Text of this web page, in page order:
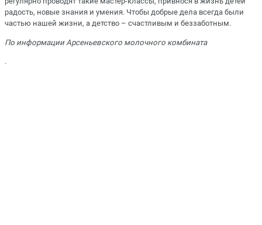
радость, новые знания и умения. Чтобы добрые дела всегда были
частью нашей жизни, а детство – счастливым и беззаботным.
По информации Арсеньевского молочного комбината
.